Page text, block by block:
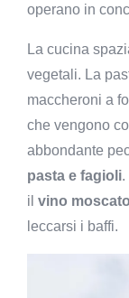
operano in
La cucina
vegetali. La
maccheroni a
che vengono
abbondante
pasta e fagioli.
il vino
leccarsi i baffi.